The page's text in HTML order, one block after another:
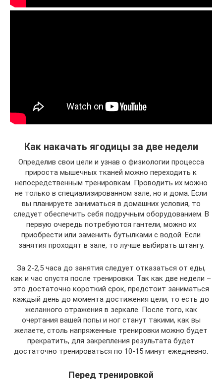
Как накачать ягодицы за две недели
Определив свои цели и узнав о физиологии процесса
прироста мышечных тканей можно переходить к
непосредственным тренировкам. Проводить их можно
не только в специализированном зале, но и дома. Если
вы планируете заниматься в домашних условия, то
следует обеспечить себя подручным оборудованием. В
первую очередь потребуются гантели, можно их
приобрести или заменить бутылками с водой. Если
занятия проходят в зале, то лучше выбирать штангу.
За 2-2,5 часа до занятия следует отказаться от еды,
как и час спустя после тренировки. Так как две недели –
это достаточно короткий срок, предстоит заниматься
каждый день до момента достижения цели, то есть до
желанного отражения в зеркале. После того, как
очертания вашей попы и ног станут такими, как вы
желаете, столь напряженные тренировки можно будет
прекратить, для закрепления результата будет
достаточно тренироваться по 10-15 минут ежедневно.
Перед тренировкой